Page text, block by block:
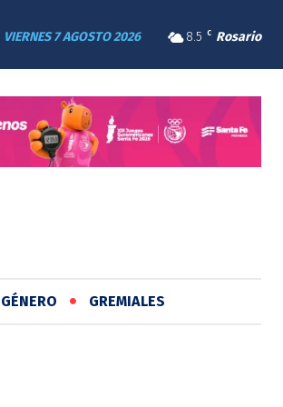
8.5 C Rosario
VIERNES 7 AGOSTO 2026
GÉNERO GREMIALES